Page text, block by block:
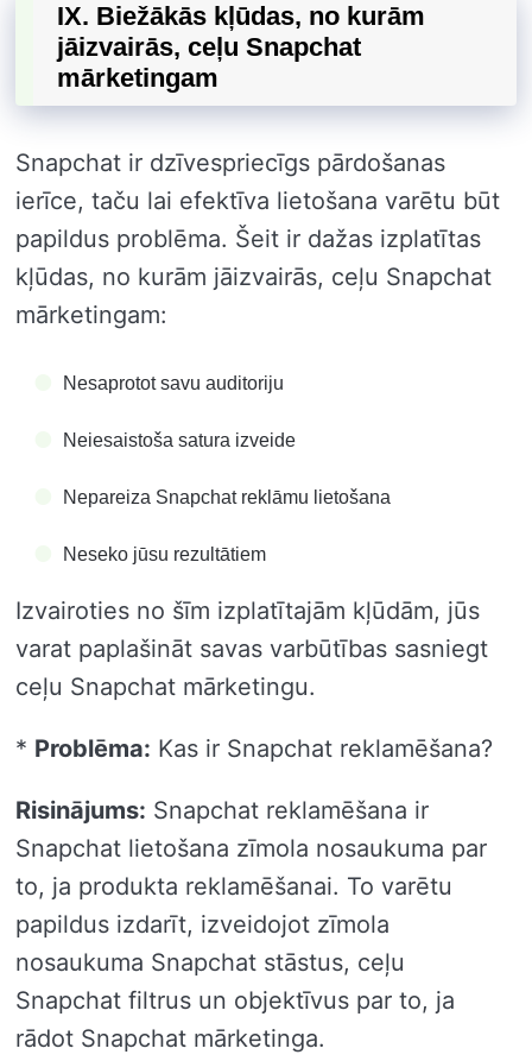
IX. Biežākās kļūdas, no kurām
jāizvairās, ceļu Snapchat
mārketingam
Snapchat ir dzīvespriecīgs pārdošanas
ierīce, taču lai efektīva lietošana varētu būt
papildus problēma. Šeit ir dažas izplatītas
kļūdas, no kurām jāizvairās, ceļu Snapchat
mārketingam:
Nesaprotot savu auditoriju
Neiesaistoša satura izveide
Nepareiza Snapchat reklāmu lietošana
Neseko jūsu rezultātiem
Izvairoties no šīm izplatītajām kļūdām, jūs
varat paplašināt savas varbūtības sasniegt
ceļu Snapchat mārketingu.
* Problēma: Kas ir Snapchat reklamēšana?
Risinājums: Snapchat reklamēšana ir
Snapchat lietošana zīmola nosaukuma par
to, ja produkta reklamēšanai. To varētu
papildus izdarīt, izveidojot zīmola
nosaukuma Snapchat stāstus, ceļu
Snapchat filtrus un objektīvus par to, ja
rādot Snapchat mārketinga.